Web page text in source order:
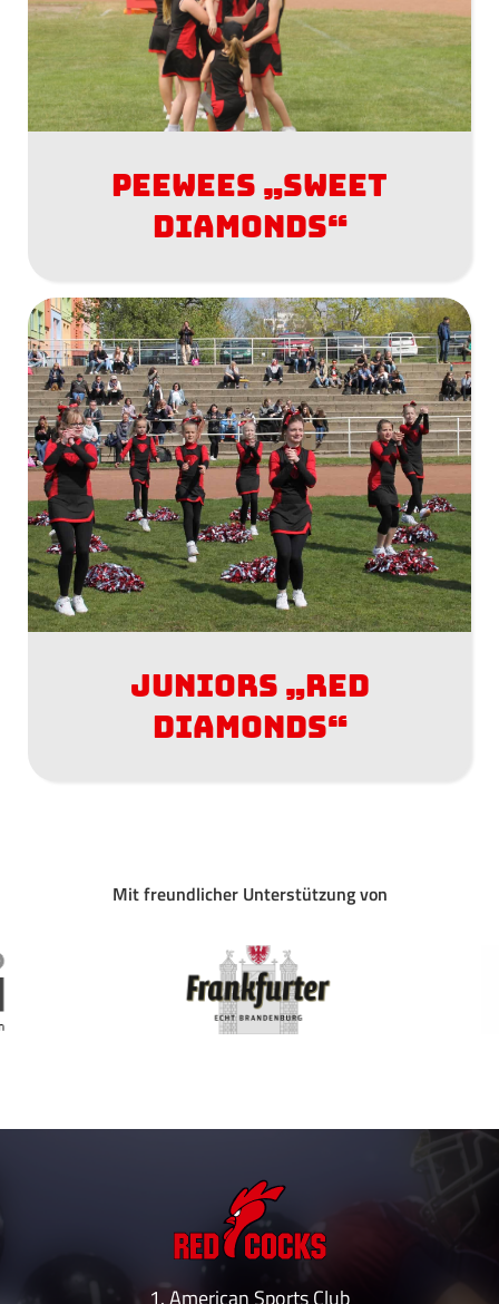
Peewees „Sweet
Diamonds“
Juniors „Red
Diamonds“
Mit freundlicher Unterstützung von
1. American Sports Club